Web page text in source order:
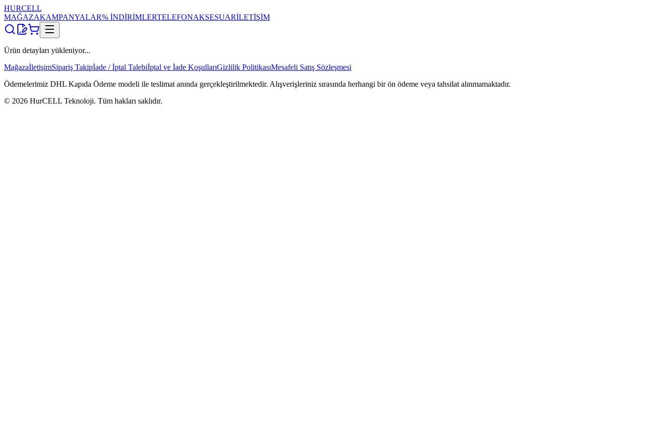
HURCELL
MAĞAZAKAMPANYALAR% İNDİRİMLERTELEFONAKSESUARİLETİŞİM
Ürün detayları yükleniyor...
MağazaİletişimSipariş Takipİade / İptal Talebiİptal ve İade KoşullarıGizlilik PolitikasıMesafeli Satış Sözleşmesi
Ödemelerimiz DHL Kapıda Ödeme modeli ile teslimat anında gerçekleştirilmektedir. Alışverişleriniz sırasında herhangi bir ön ödeme veya tahsilat alınmamaktadır.
© 2026 HurCELL Teknoloji. Tüm hakları saklıdır.